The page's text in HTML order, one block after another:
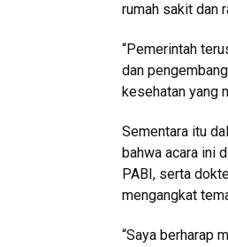
rumah sakit dan
“Pemerintah
dan
kesehatan yang
Sementara itu
bahwa acara ini
PABI, serta
mengangkat
“Saya berharap